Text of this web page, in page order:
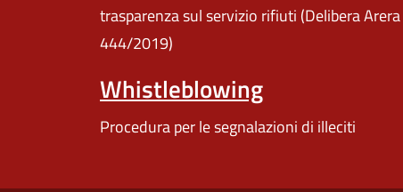
trasparenza sul servizio rifiuti (Delibera Arera
444/2019)
Whistleblowing
Procedura per le segnalazioni di illeciti